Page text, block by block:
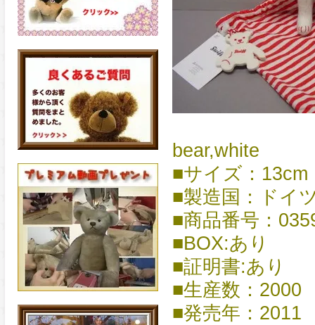
bear,white
■サイズ：13cm
■製造国：ドイ
■商品番号：
■BOX:あり
■証明書:あり
■生産数：2000
■発売年：2011